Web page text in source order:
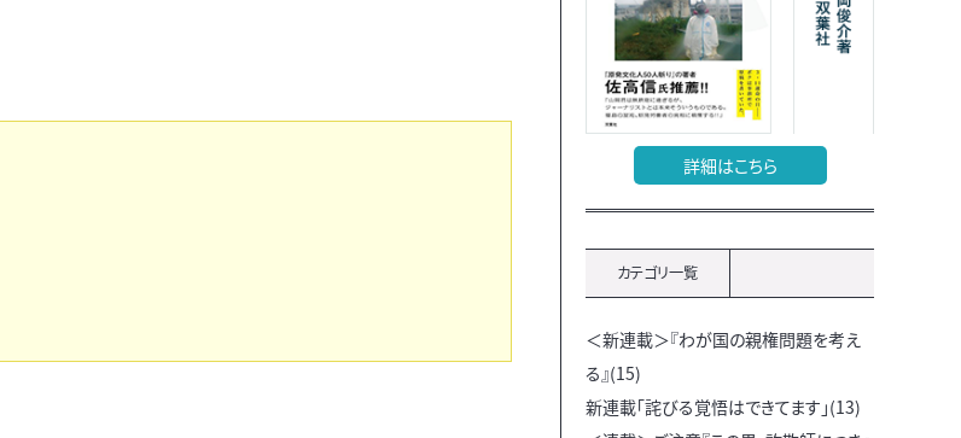
詳細はこちら
カテゴリ一覧
＜新連載＞『わが国の親権問題を考え
る』(15)
新連載「詫びる覚悟はできてます」(13)